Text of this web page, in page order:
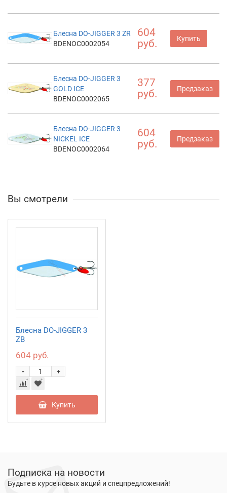
Блесна DO-JIGGER 3 ZR
BDENOC0002054
604
руб.
Купить
Блесна DO-JIGGER 3
GOLD ICE
BDENOC0002065
377
руб.
Предзаказ
Блесна DO-JIGGER 3
NICKEL ICE
BDENOC0002064
604
руб.
Предзаказ
Вы смотрели
Блесна DO-JIGGER 3
ZB
604 руб.
+
-
Купить
Подписка на новости
Будьте в курсе новых акций и спецпредложений!